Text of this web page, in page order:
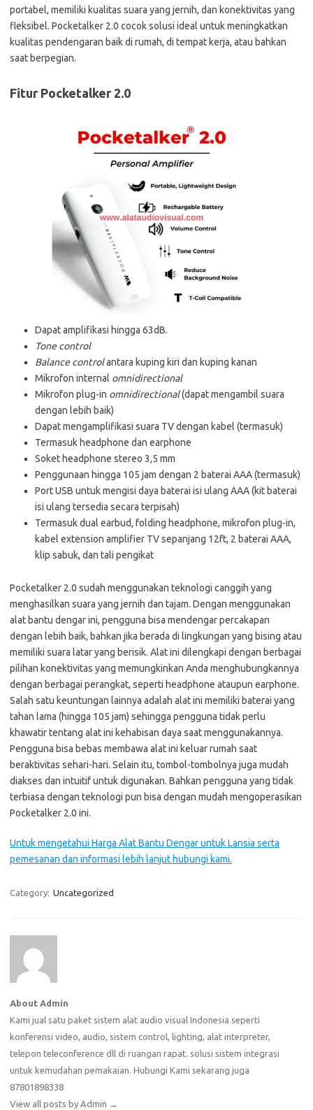
portabel, memiliki kualitas suara yang jernih, dan konektivitas yang
fleksibel. Pocketalker 2.0 cocok solusi ideal untuk meningkatkan
kualitas pendengaran baik di rumah, di tempat kerja, atau bahkan
saat berpegian.
Fitur Pocketalker 2.0
Dapat amplifikasi hingga 63dB.
Tone control
Balance controlantara kuping kiri dan kuping kanan
Mikrofon internal omnidirectional
Mikrofon plug-in omnidirectional(dapat mengambil suara
dengan lebih baik)
Dapat mengamplifikasi suara TV dengan kabel (termasuk)
Termasuk headphone dan earphone
Soket headphone stereo 3,5 mm
Penggunaan hingga 105 jam dengan 2 baterai AAA (termasuk)
Port USB untuk mengisi daya baterai isi ulang AAA (kit baterai
isi ulang tersedia secara terpisah)
Termasuk dual earbud, folding headphone, mikrofon plug-in,
kabel extension amplifier TV sepanjang 12ft, 2 baterai AAA,
klip sabuk, dan tali pengikat
Pocketalker 2.0 sudah menggunakan teknologi canggih yang
menghasilkan suara yang jernih dan tajam. Dengan menggunakan
alat bantu dengar ini, pengguna bisa mendengar percakapan
dengan lebih baik, bahkan jika berada di lingkungan yang bising atau
memiliki suara latar yang berisik. Alat ini dilengkapi dengan berbagai
pilihan konektivitas yang memungkinkan Anda menghubungkannya
dengan berbagai perangkat, seperti headphone ataupun earphone.
Salah satu keuntungan lainnya adalah alat ini memiliki baterai yang
tahan lama (hingga 105 jam) sehingga pengguna tidak perlu
khawatir tentang alat ini kehabisan daya saat menggunakannya.
Pengguna bisa bebas membawa alat ini keluar rumah saat
beraktivitas sehari-hari. Selain itu, tombol-tombolnya juga mudah
diakses dan intuitif untuk digunakan. Bahkan pengguna yang tidak
terbiasa dengan teknologi pun bisa dengan mudah mengoperasikan
Pocketalker 2.0 ini.
Untuk mengetahui Harga Alat Bantu Dengar untuk Lansia serta
pemesanan dan informasi lebih lanjut hubungi kami.
Category: Uncategorized
About Admin
Kami jual satu paket sistem alat audio visual Indonesia seperti
konferensi video, audio, sistem control, lighting, alat interpreter,
telepon teleconference dll di ruangan rapat. solusi sistem integrasi
untuk kemudahan pemakaian. Hubungi Kami sekarang juga
87801898338
View all posts by Admin →